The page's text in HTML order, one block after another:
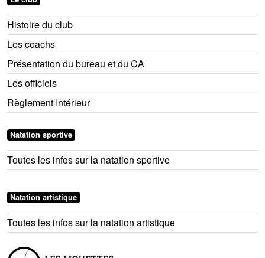
Histoire du club
Les coachs
Présentation du bureau et du CA
Les officiels
Règlement Intérieur
Natation sportive
Toutes les infos sur la natation sportive
Natation artistique
Toutes les infos sur la natation artistique